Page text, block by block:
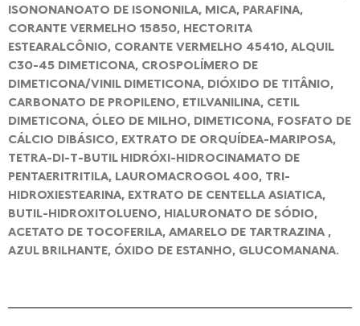
ISONONANOATO DE ISONONILA, MICA, PARAFINA,
CORANTE VERMELHO 15850, HECTORITA
ESTEARALCÔNIO, CORANTE VERMELHO 45410, ALQUIL
C30-45 DIMETICONA, CROSPOLÍMERO DE
DIMETICONA/VINIL DIMETICONA, DIÓXIDO DE TITÂNIO,
CARBONATO DE PROPILENO, ETILVANILINA, CETIL
DIMETICONA, ÓLEO DE MILHO, DIMETICONA, FOSFATO DE
CÁLCIO DIBÁSICO, EXTRATO DE ORQUÍDEA-MARIPOSA,
TETRA-DI-T-BUTIL HIDRÓXI-HIDROCINAMATO DE
PENTAERITRITILA, LAUROMACROGOL 400, TRI-
HIDROXIESTEARINA, EXTRATO DE CENTELLA ASIATICA,
BUTIL-HIDROXITOLUENO, HIALURONATO DE SÓDIO,
ACETATO DE TOCOFERILA, AMARELO DE TARTRAZINA ,
AZUL BRILHANTE, ÓXIDO DE ESTANHO, GLUCOMANANA.